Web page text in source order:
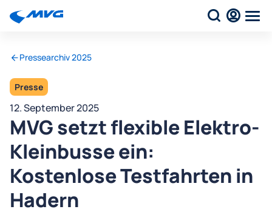
Pressearchiv 2025
Presse
12. September 2025
MVG setzt flexible Elektro-
Kleinbusse ein:
Kostenlose Testfahrten in
Hadern